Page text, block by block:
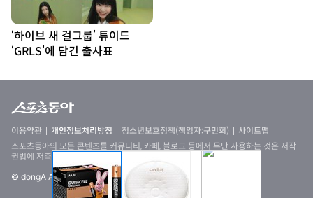
‘하이브 새 걸그룹’ 튜이드
‘GRLS’에 담긴 출사표
이용약관 개인정보처리방침 청소년보호정책(책임자:구민회)
사이트맵
스포츠동아의 모든 콘텐츠를 커뮤니티, 카페, 블로그 등에서 무단 사용하는 것은 저작
권법에 저촉되며, 법적 제재를 받을 수 있습니다
© dongA All rights reserved